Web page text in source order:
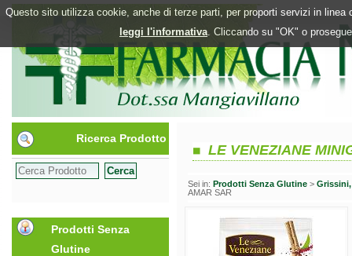
Questo sito utilizza cookie, anche di terze parti, per proporti servizi in
leggi l'informativa. Cliccando su "OK" o
Ricerca Prodotto
Prodotti Senza
Glutine
LE VENEZIANE
Sei in: Prodotti Senza Glutine >
AMAR SAR